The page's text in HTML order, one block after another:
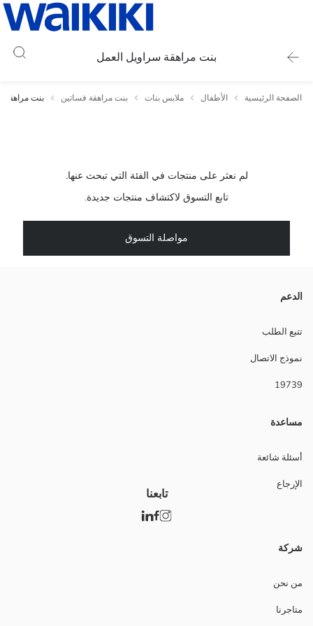
بنت مراهقة سراويل العمل
الصفحة الرئيسية الأطفال ملابس بنات بنت مراهقة فساتين بنت مراهقة
لم نعثر على منتجات في الفئة التي تبحث عنها.
تابع التسوق لاكتشاف منتجات جديدة.
مواصلة التسوق
الدعم
تتبع الطلب
نموذج الاتصال
19739
مساعدة
أسئلة شائعة
الإرجاع
شركة
من نحن
متاجرنا
تابعنا